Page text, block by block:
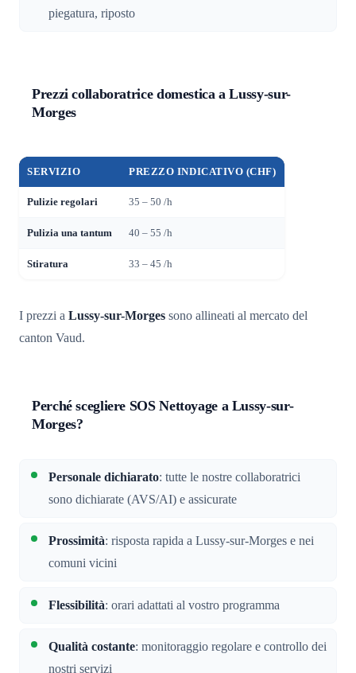
piegatura, riposto
Prezzi collaboratrice domestica a Lussy-sur-
Morges
SERVIZIO PREZZO INDICATIVO (CHF)
Pulizie regolari 35 – 50 /h
Pulizia una tantum 40 – 55 /h
Stiratura 33 – 45 /h
I prezzi a Lussy-sur-Morges sono allineati al mercato del
canton Vaud.
Perché scegliere SOS Nettoyage a Lussy-sur-
Morges?
Personale dichiarato: tutte le nostre collaboratrici
sono dichiarate (AVS/AI) e assicurate
Prossimità: risposta rapida a Lussy-sur-Morges e nei
comuni vicini
Flessibilità: orari adattati al vostro programma
Qualità costante: monitoraggio regolare e controllo dei
nostri servizi